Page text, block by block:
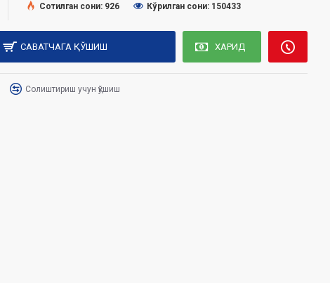
Сотилган сони: 926
Кўрилган сони: 150433
САВАТЧАГА ҚЎШИШ ХАРИД
Солиштириш учун қўшиш